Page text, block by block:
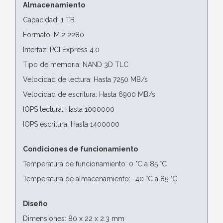
Almacenamiento
Capacidad: 1 TB
Formato: M.2 2280
Interfaz: PCI Express 4.0
Tipo de memoria: NAND 3D TLC
Velocidad de lectura: Hasta 7250 MB/s
Velocidad de escritura: Hasta 6900 MB/s
IOPS lectura: Hasta 1000000
IOPS escritura: Hasta 1400000
Condiciones de funcionamiento
Temperatura de funcionamiento: 0 °C a 85 °C
Temperatura de almacenamiento: -40 °C a 85 °C
Diseño
Dimensiones: 80 x 22 x 2.3 mm